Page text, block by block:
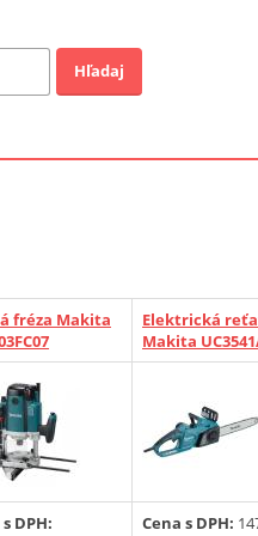
Hľadaj
fréza Makita
Elektrická
Makita
DPH:
Cena s DPH: